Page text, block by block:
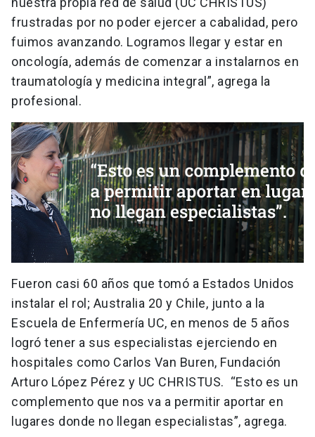
frustradas por no poder ejercer a cabalidad, pero
fuimos avanzando. Logramos llegar y estar en
oncología, además de comenzar a instalarnos en
traumatología y medicina integral”, agrega la
profesional.
Fueron casi 60 años que tomó a Estados Unidos
instalar el rol; Australia 20 y Chile, junto a la
Escuela de Enfermería UC, en menos de 5 años
logró tener a sus especialistas ejerciendo en
hospitales como Carlos Van Buren, Fundación
Arturo López Pérez y UC CHRISTUS. “Esto es un
complemento que nos va a permitir aportar en
lugares donde no llegan especialistas”, agrega.